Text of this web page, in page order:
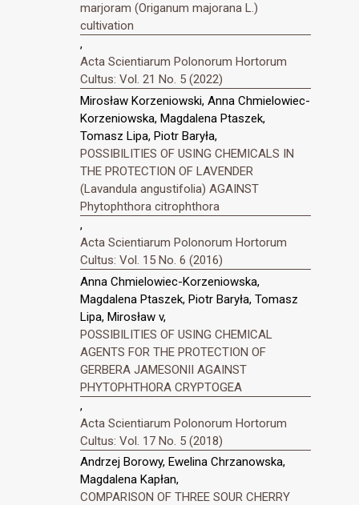
marjoram (Origanum majorana L.)
cultivation
,
Acta Scientiarum Polonorum Hortorum
Cultus: Vol. 21 No. 5 (2022)
Mirosław Korzeniowski, Anna Chmielowiec-
Korzeniowska, Magdalena Ptaszek,
Tomasz Lipa, Piotr Baryła,
POSSIBILITIES OF USING CHEMICALS IN
THE PROTECTION OF LAVENDER
(Lavandula angustifolia) AGAINST
Phytophthora citrophthora
,
Acta Scientiarum Polonorum Hortorum
Cultus: Vol. 15 No. 6 (2016)
Anna Chmielowiec-Korzeniowska,
Magdalena Ptaszek, Piotr Baryła, Tomasz
Lipa, Mirosław v,
POSSIBILITIES OF USING CHEMICAL
AGENTS FOR THE PROTECTION OF
GERBERA JAMESONII AGAINST
PHYTOPHTHORA CRYPTOGEA
,
Acta Scientiarum Polonorum Hortorum
Cultus: Vol. 17 No. 5 (2018)
Andrzej Borowy, Ewelina Chrzanowska,
Magdalena Kapłan,
COMPARISON OF THREE SOUR CHERRY